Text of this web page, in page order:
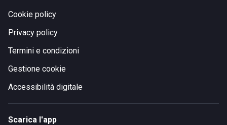
Cookie policy
Privacy policy
Termini e condizioni
Gestione cookie
Accessibilità digitale
Scarica l'app